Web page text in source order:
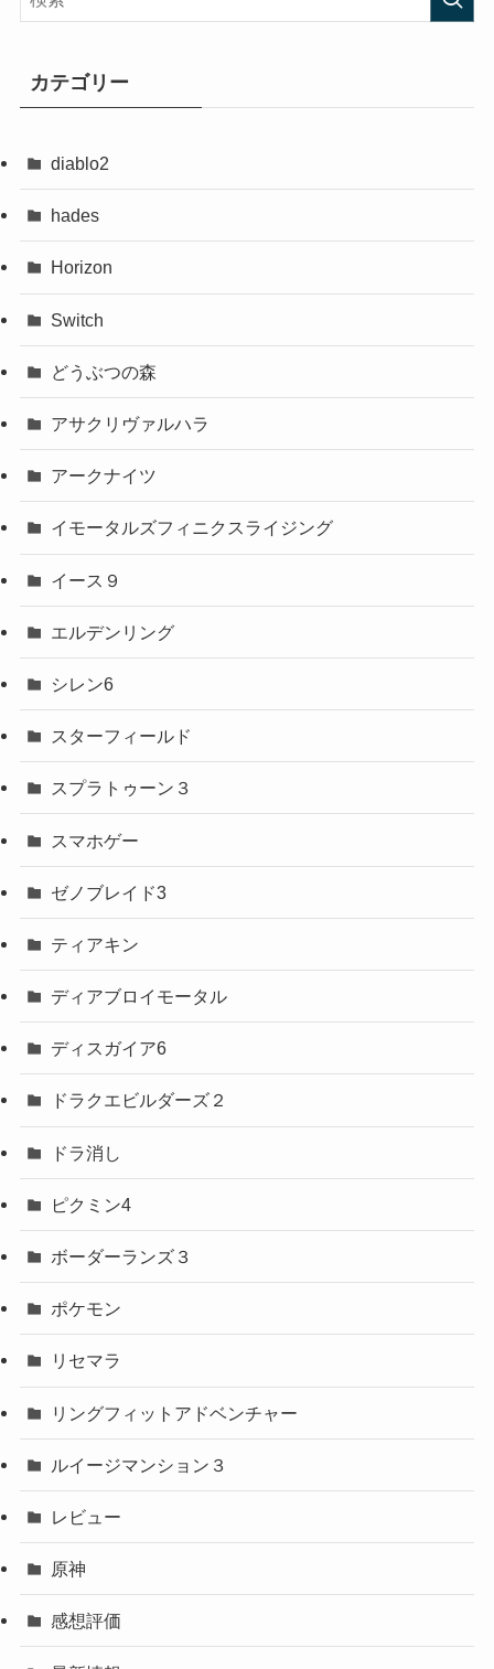
カテゴリー
diablo2
hades
Horizon
Switch
どうぶつの森
アサクリヴァルハラ
アークナイツ
イモータルズフィニクスライジング
イース９
エルデンリング
シレン6
スターフィールド
スプラトゥーン３
スマホゲー
ゼノブレイド3
ティアキン
ディアブロイモータル
ディスガイア6
ドラクエビルダーズ２
ドラ消し
ピクミン4
ボーダーランズ３
ポケモン
リセマラ
リングフィットアドベンチャー
ルイージマンション３
レビュー
原神
感想評価